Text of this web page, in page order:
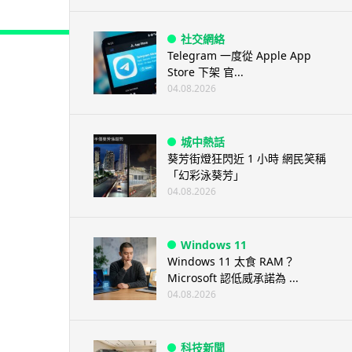
社交網絡
Telegram 一度從 Apple App
Store 下架 官...
04.08.2026
城中熱話
葵芳街燈狂閃近 1 小時 網民笑稱
「幻彩泳葵芳」
04.08.2026
Windows 11
Windows 11 太食 RAM？
Microsoft 認低威承諾為 ...
04.08.2026
科技新聞